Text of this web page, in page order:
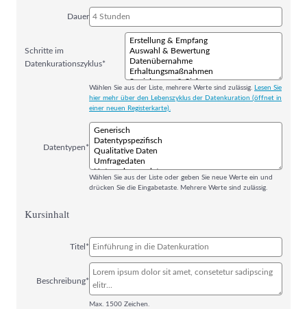
Dauer
Schritte im
Datenkurationszyklus*
Wählen Sie aus der Liste, mehrere Werte sind zulässig. Lesen Sie
hier mehr über den Lebenszyklus der Datenkuration (öffnet in
einer neuen Registerkarte).
Datentypen*
Wählen Sie aus der Liste oder geben Sie neue Werte ein und
drücken Sie die Eingabetaste. Mehrere Werte sind zulässig.
Kursinhalt
Titel*
Beschreibung*
Max. 1500 Zeichen.